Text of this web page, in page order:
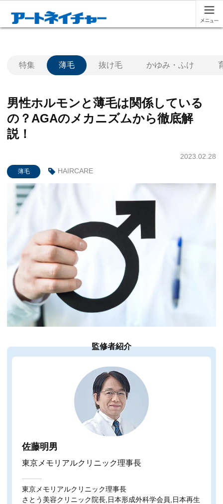
特集 薄毛 抜け毛 かゆみ・ふけ
男性ホルモンと薄毛は関係している
の？AGAのメカニズムから徹底解
説！
薄毛 HAIRCARE
2023.02.28
監修者紹介
佐藤明男
東京メモリアルクリニック理事長
東京メモリアルクリニック理事長
さとう美容クリニック院長,日本形成外科学会員,日本再生